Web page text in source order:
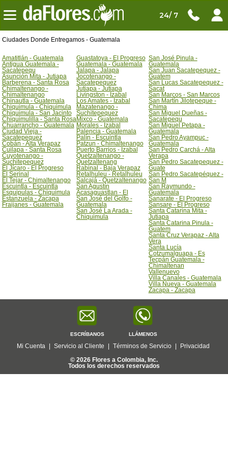
24/ 7
Ciudades Donde Entregamos - Guatemala
Amatitlán - Guatemala
Antigua Guatemala -
Sacatepequ
Asunción Mita - Jutiapa
Barberena - Santa Rosa
Chimaltenango -
Chimaltenango
Chinautla - Guatemala
Chiquimula - Chiquimula
Chiquimula - San Jacinto
Chiquimulilla - Santa Rosa
Chuarrancho - Guatemala
Ciudad Vieja -
Sacatepequez
Cobán - Alta Verapaz
Cuilapa - Santa Rosa
Cuyotenango -
Suchitepequez
El Jícaro - El Progreso
El Serinal
El Tejar - Chimaltenango
Escuintla - Escuintla
Esquipulas - Chiquimula
Estanzuela - Zacapa
Fraijanes - Guatemala
Guastatoya - El Progreso
Guatemala - Guatemala
Jalapa - Jalapa
Jocotenango -
Sacatepequez
Jutiapa - Jutiapa
Livingston - Izabal
Los Amates - Izabal
Mazatenango -
Suchitepequez
Mixco - Guatemala
Morales - Izabal
Palencia - Guatemala
Palín - Escuintla
Patzun - Chimaltenango
Puerto Barrios - Izabal
Quetzaltenango -
Quetzaltenang
Rabinal - Baja Verapaz
Retalhuleu - Retalhuleu
Salcajá - Quetzaltenango
San Agustín
Acasaguastlan - El
San José del Golfo -
Guatemala
San José La Arada -
Chiquimula
San José Pinula -
Guatemala
San Juan Sacatepequez -
Guatem
San Lucas Sacatepequez -
Sacat
San Marcos - San Marcos
San Martín Jilotepeque -
Chima
San Miguel Dueñas -
Sacatepequ
San Miguel Petapa -
Guatemala
San Pedro Ayampuc -
Guatemala
San Pedro Carchá - Alta
Verapa
San Pedro Sacatepequez -
Guate
San Pedro Sacatepéquez -
San M
San Raymundo -
Guatemala
Sanarate - El Progreso
Sansare - El Progreso
Santa Catarina Mita -
Jutiapa
Santa Catarina Pinula -
Guatem
Santa Cruz Verapaz - Alta
Vera
Santa Lucía
Cotzumalguapa - Es
Tecpán Guatemala -
Chimaltenan
Vallenuevo
Villa Canales - Guatemala
Villa Nueva - Guatemala
Zacapa - Zacapa
ESCRÍBANOS LLÁMENOS
Mi Cuenta Servicio al Cliente Términos de Servicio
Privacidad
© 2026 Flores a Colombia, Inc.
Todos los derechos reservados